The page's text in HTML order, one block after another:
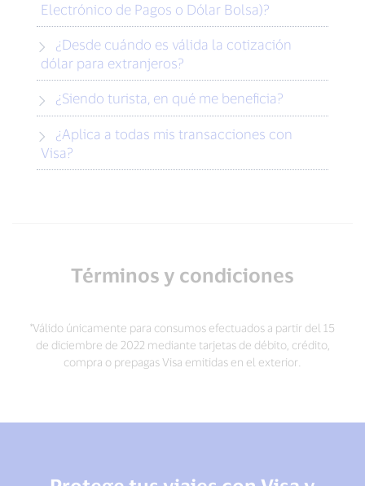
Electrónico de Pagos o Dólar Bolsa)?
dólar para extranjeros?
¿Siendo turista, en qué me beneficia?
Visa?
Términos y condiciones
*Válido únicamente para consumos efectuados a partir del 15
de diciembre de 2022 mediante tarjetas de débito, crédito,
compra o prepagas Visa emitidas en el exterior.